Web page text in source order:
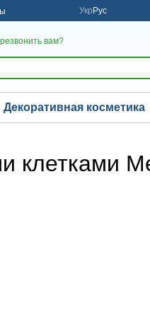
Укр Рус
вам?
Декоративная косметика
клетками